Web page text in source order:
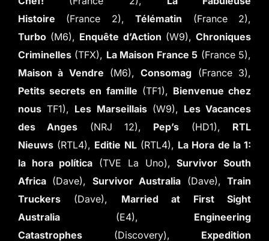
Histoire (France 2),Télématin (France 2),
Turbo (M6), Enquête d’Action (W9),Chroniques
Criminelles (TFX), La Maison France 5 (France 5),
Maison à Vendre (M6),Consomag (France 3),
Petits secrets en famille (TF1), Bienvenue chez
nous TF1), Les Marseillais(W9), Les Vacances
des Anges (NRJ 12), Pep’s (HD1), RTL
Nieuws (RTL4), Editie NL(RTL4), La Hora de la 1:
la hora política (TVE La Uno),Survivor South
Africa (Dave), Survivor Australia (Dave),Train
Truckers (Dave), Married at First Sight
Australia (E4), Engineering
Catastrophes (Discovery), Expedition